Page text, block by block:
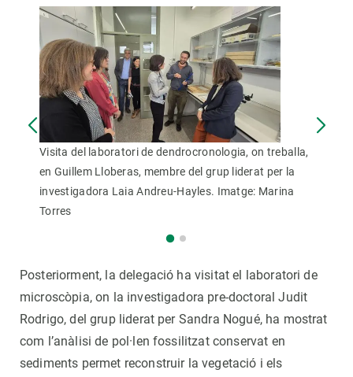
Visita del laboratori de dendrocronologia, on treballa,
en Guillem Lloberas, membre del grup liderat per la
investigadora Laia Andreu-Hayles. Imatge: Marina
Torres
Posteriorment, la delegació ha visitat el laboratori de
microscòpia, on la investigadora pre-doctoral Judit
Rodrigo, del grup liderat per Sandra Nogué, ha mostrat
com l’anàlisi de pol·len fossilitzat conservat en
sediments permet reconstruir la vegetació i els